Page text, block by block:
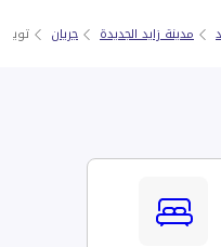
مدينة زايد الجديدة جريان توين